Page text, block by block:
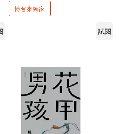
博客來獨家
試閱